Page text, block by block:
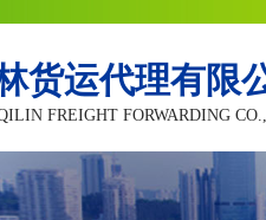
货运代理有限
FREIGHT FORWARDING